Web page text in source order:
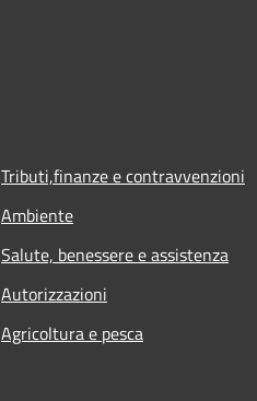
Tributi,finanze e contravvenzioni
Ambiente
Salute, benessere e assistenza
Autorizzazioni
Agricoltura e pesca